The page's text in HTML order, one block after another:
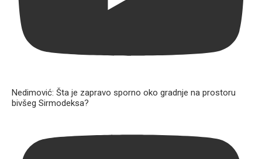
Nedimović: Šta je zapravo sporno oko gradnje na prostoru
bivšeg Sirmodeksa?